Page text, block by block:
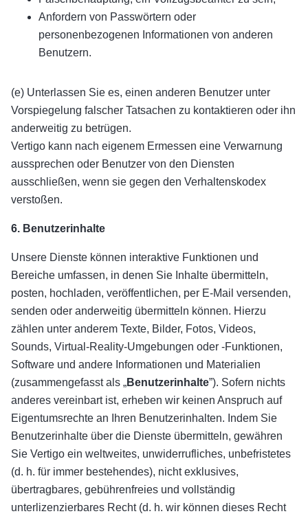
Anfordern von Passwörtern oder
personenbezogenen Informationen von anderen
Benutzern.
(e) Unterlassen Sie es, einen anderen Benutzer unter
Vorspiegelung falscher Tatsachen zu kontaktieren oder ihn
anderweitig zu betrügen.
Vertigo kann nach eigenem Ermessen eine Verwarnung
aussprechen oder Benutzer von den Diensten
ausschließen, wenn sie gegen den Verhaltenskodex
verstoßen.
6. Benutzerinhalte
Unsere Dienste können interaktive Funktionen und
Bereiche umfassen, in denen Sie Inhalte übermitteln,
posten, hochladen, veröffentlichen, per E-Mail versenden,
senden oder anderweitig übermitteln können. Hierzu
zählen unter anderem Texte, Bilder, Fotos, Videos,
Sounds, Virtual-Reality-Umgebungen oder -Funktionen,
Software und andere Informationen und Materialien
(zusammengefasst als „Benutzerinhalte”). Sofern nichts
anderes vereinbart ist, erheben wir keinen Anspruch auf
Eigentumsrechte an Ihren Benutzerinhalten. Indem Sie
Benutzerinhalte über die Dienste übermitteln, gewähren
Sie Vertigo ein weltweites, unwiderrufliches, unbefristetes
(d. h. für immer bestehendes), nicht exklusives,
übertragbares, gebührenfreies und vollständig
unterlizenzierbares Recht (d. h. wir können dieses Recht